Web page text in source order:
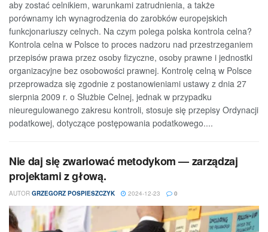
aby zostać celnikiem, warunkami zatrudnienia, a także
porównamy ich wynagrodzenia do zarobków europejskich
funkcjonariuszy celnych. Na czym polega polska kontrola celna?
Kontrola celna w Polsce to proces nadzoru nad przestrzeganiem
przepisów prawa przez osoby fizyczne, osoby prawne i jednostki
organizacyjne bez osobowości prawnej. Kontrolę celną w Polsce
przeprowadza się zgodnie z postanowieniami ustawy z dnia 27
sierpnia 2009 r. o Służbie Celnej, jednak w przypadku
nieuregulowanego zakresu kontroli, stosuje się przepisy Ordynacji
podatkowej, dotyczące postępowania podatkowego....
Nie daj się zwariować metodykom — zarządzaj
projektami z głową.
AUTOR GRZEGORZ POSPIESZCZYK 2024-12-23 0